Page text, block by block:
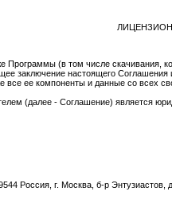
Программы (в том числе скачивания,
заключение настоящего
ее компоненты и данные со всех
(далее - Соглашение) является
Россия, г. Москва, б-р